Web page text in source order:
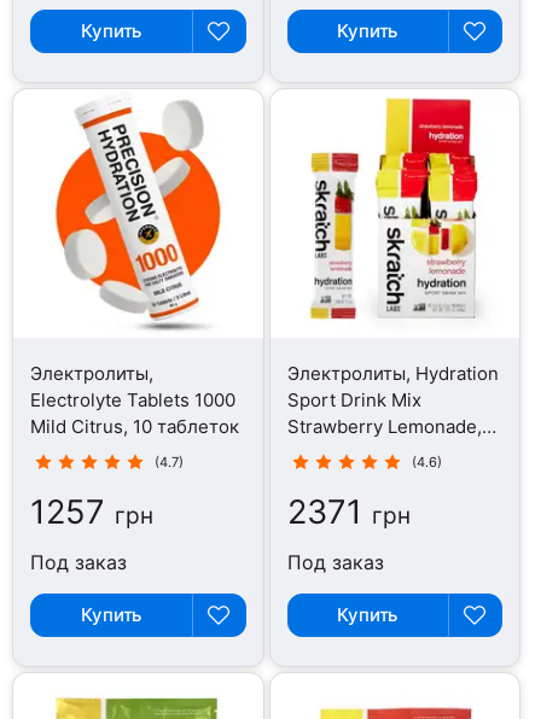
Купить Купить
Электролиты,
Electrolyte Tablets 1000
Mild Citrus, 10 таблеток
(4.7)
1257 грн
Под заказ
Купить
Электролиты, Hydration
Sport Drink Mix
Strawberry Lemonade,
440 г
(4.6)
2371 грн
Под заказ
Купить